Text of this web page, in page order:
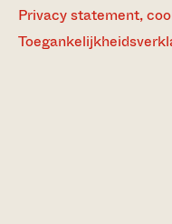
Privacy statement,